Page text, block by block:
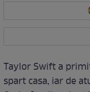
Taylor Swift a
spart casa, iar de